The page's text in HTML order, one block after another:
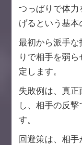
つっぱりで体力
げるという基本
最初から派手
りで相手を弱
定します。
失敗例は、真
し、相手の反
す。
回避策は、相